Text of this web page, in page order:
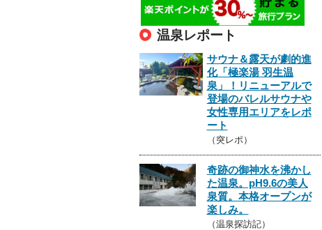
温泉レポート
サウナ＆露天が劇的進
化「極楽湯 羽生温
泉」！リニューアルで
登場のバレルサウナや
女性専用エリアをレポ
ート
（突レポ）
奇跡の御神水を沸かし
た温泉。pH9.6の美人
泉質。本格オープンが
楽しみ。
（温泉探訪記）